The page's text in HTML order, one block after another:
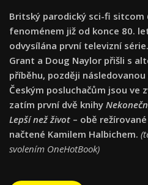
Britský parodický sci-fi sitcom
fenoménem již od konce 80.
odvysílána první televizní
Grant a Doug Naylor přišli s
příběhu, později
Českým posluchačům jsou ve
zatím první dvě knihy
Lepší než život – obě
načtené Kamilem Halbichem.
svolením OneHotBook)